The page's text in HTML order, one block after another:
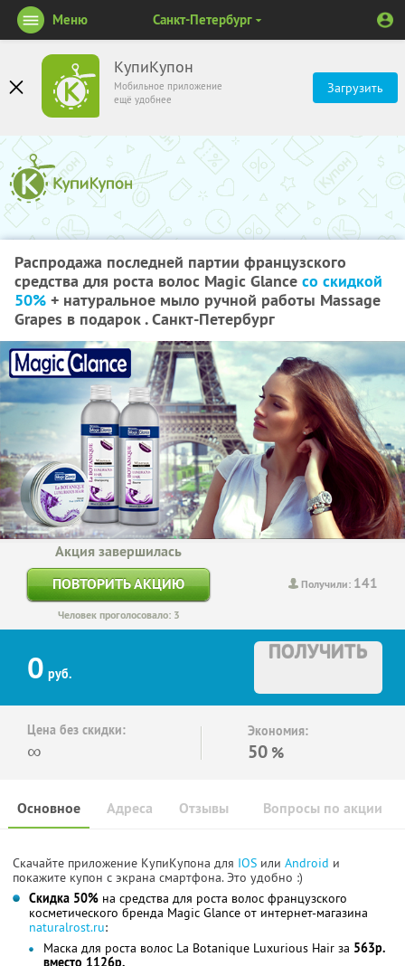
КупиКупон
Мобильное приложение
ещё удобнее
Загрузить
Меню Санкт-Петербург
Распродажа последней партии французского
средства для роста волос Magic Glance со скидкой
50% + натуральное мыло ручной работы Massage
Grapes в подарок . Санкт-Петербург
Получили: 141
Акция завершилась
ПОВТОРИТЬ АКЦИЮ
Человек проголосовало: 3
0 руб.
ПОЛУЧИТЬ
Цена без скидки:
∞
Экономия:
50 %
Основное Отзывы Вопросы по акции
Адреса
Скачайте приложение КупиКупона для IOS или Android и
покажите купон с экрана смартфона. Это удобно :)
Скидка 50% на средства для роста волос французского
косметического бренда Magic Glance от интернет-магазина
naturalrost.ru:
Маска для роста волос La Botanique Luxurious Hair за 563р.
вместо 1126р.